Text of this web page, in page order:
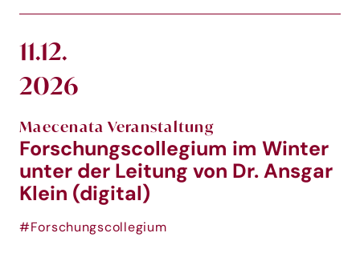
11.12.
2026
Maecenata Veranstaltung
Forschungscollegium im Winter
unter der Leitung von Dr. Ansgar
Klein (digital)
#Forschungscollegium